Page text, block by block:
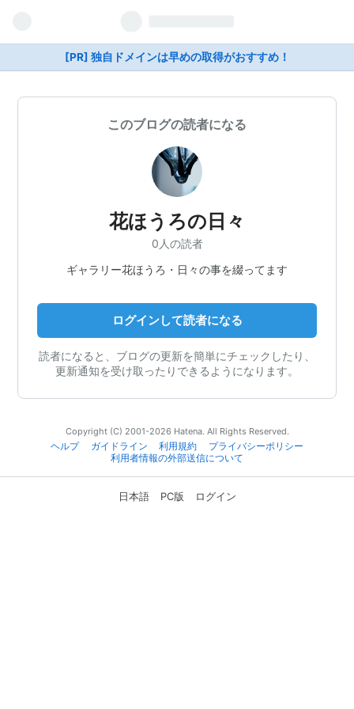
[PR] 独自ドメインは早めの取得がおすすめ！
このブログの読者になる
花ほうろの日々
0人の読者
ギャラリー花ほうろ・日々の事を綴ってます
ログインして読者になる
読者になると、ブログの更新を簡単にチェックしたり、
更新通知を受け取ったりできるようになります。
Copyright (C) 2001-2026 Hatena. All Rights Reserved.
ヘルプ
ガイドライン 利用規約
プライバシーポリシー
利用者情報の外部送信について
日本語 PC版 ログイン